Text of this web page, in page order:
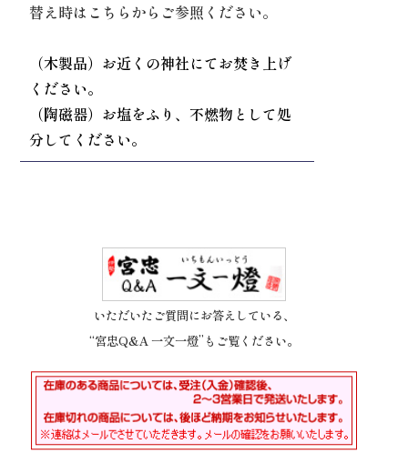
替え時はこちらからご参照ください。
（木製品）お近くの神社にてお焚き上げ
ください。
（陶磁器）お塩をふり、不燃物として処
分してください。
いただいたご質問にお答えしている、
“宮忠Q&A 一文一燈”もご覧ください。